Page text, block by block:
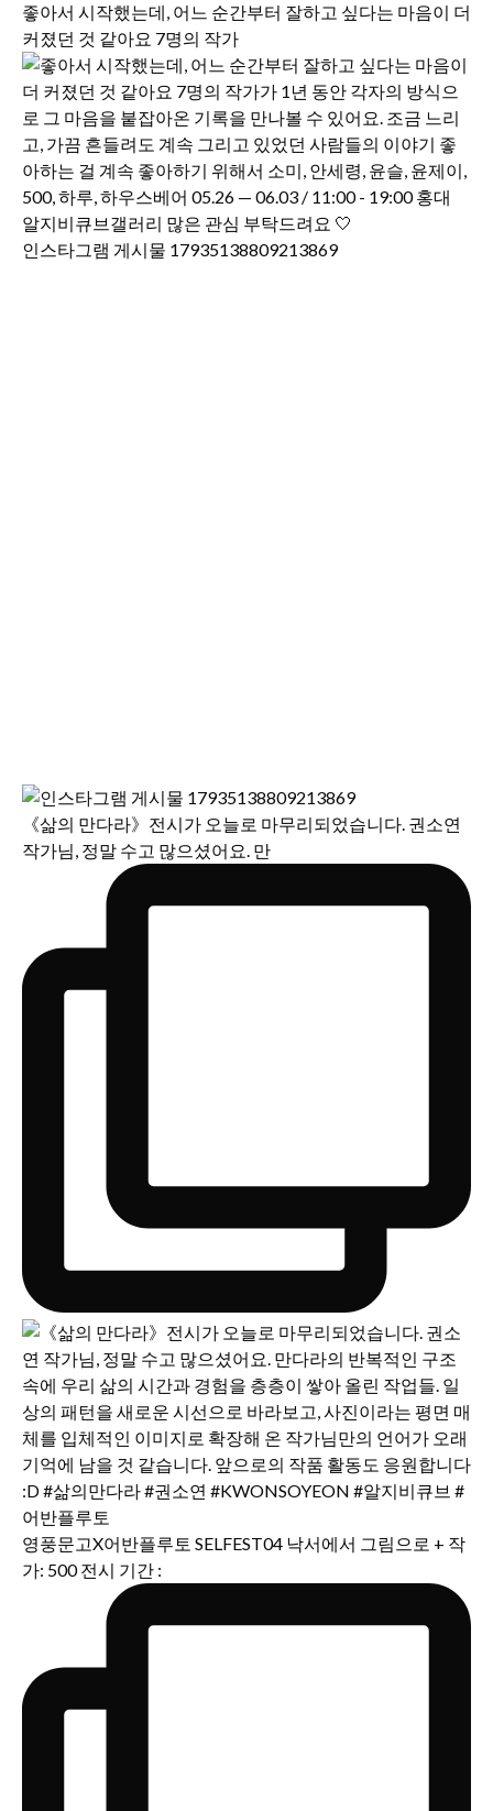
좋아서 시작했는데, 어느 순간부터 잘하고 싶다는 마음이 더
커졌던 것 같아요 7명의 작가
인스타그램 게시물 17935138809213869
《삶의 만다라》전시가 오늘로 마무리되었습니다. 권소연
작가님, 정말 수고 많으셨어요. 만
영풍문고X어반플루토 SELFEST04 낙서에서 그림으로 + 작
가: 500 전시 기간 :